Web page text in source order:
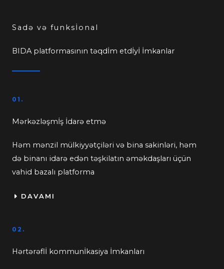
Sadə və funksİonal
BIDA platformasının təqdİm etdİyİ İmkanlar
01.
Mərkəzləşmİş İdarə etmə
Həm mənzil mülkiyyətçiləri və bina sakinləri, həm
də binanı idarə edən təşkilatın əməkdaşları üçün
vahid bazalı platforma
DAVAMI
02.
Hərtərəflİ kommunİkasiya İmkanları